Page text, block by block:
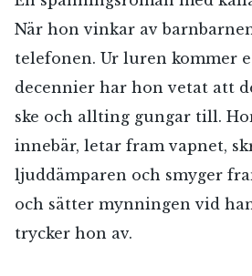
När hon vinkar av
telefonen. Ur luren kommer
decennier har hon vetat att
ske och allting gungar till.
innebär, letar fram vapnet,
ljuddämparen och smyger
och sätter mynningen vid
trycker hon av.